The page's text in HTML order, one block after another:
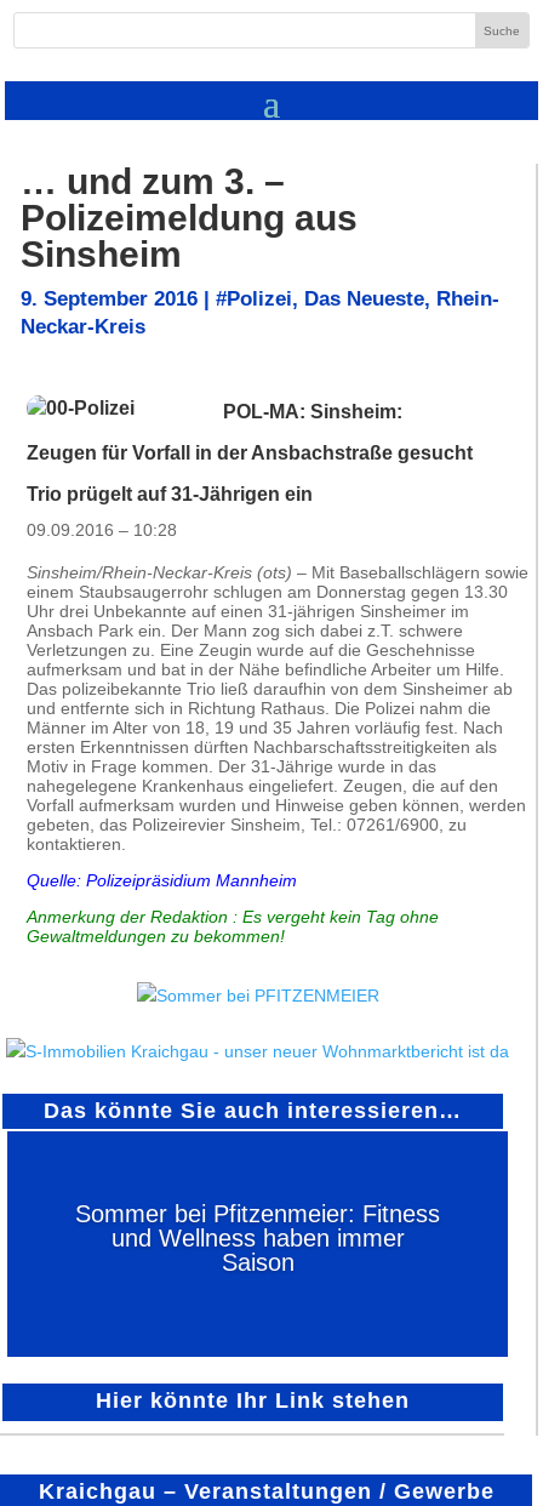
… und zum 3. –
Polizeimeldung aus
Sinsheim
9. September 2016 | #Polizei, Das Neueste, Rhein-
Neckar-Kreis
POL-MA: Sinsheim:
Zeugen für Vorfall in der Ansbachstraße gesucht
Trio prügelt auf 31-Jährigen ein
09.09.2016 – 10:28
Sinsheim/Rhein-Neckar-Kreis (ots) – Mit Baseballschlägern sowie
einem Staubsaugerrohr schlugen am Donnerstag gegen 13.30
Uhr drei Unbekannte auf einen 31-jährigen Sinsheimer im
Ansbach Park ein. Der Mann zog sich dabei z.T. schwere
Verletzungen zu. Eine Zeugin wurde auf die Geschehnisse
aufmerksam und bat in der Nähe befindliche Arbeiter um Hilfe.
Das polizeibekannte Trio ließ daraufhin von dem Sinsheimer ab
und entfernte sich in Richtung Rathaus. Die Polizei nahm die
Männer im Alter von 18, 19 und 35 Jahren vorläufig fest. Nach
ersten Erkenntnissen dürften Nachbarschaftsstreitigkeiten als
Motiv in Frage kommen. Der 31-Jährige wurde in das
nahegelegene Krankenhaus eingeliefert. Zeugen, die auf den
Vorfall aufmerksam wurden und Hinweise geben können, werden
gebeten, das Polizeirevier Sinsheim, Tel.: 07261/6900, zu
kontaktieren.
Quelle: Polizeipräsidium Mannheim
Anmerkung der Redaktion : Es vergeht kein Tag ohne
Gewaltmeldungen zu bekommen!
Das könnte Sie auch interessieren…
Sommer bei Pfitzenmeier: Fitness
und Wellness haben immer
Saison
Hier könnte Ihr Link stehen
Kraichgau – Veranstaltungen / Gewerbe